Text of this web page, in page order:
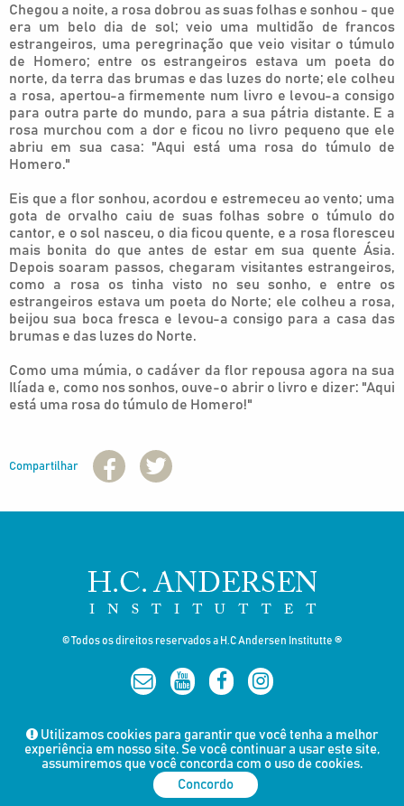
Utilizamos cookies para garantir que você tenha a melhor
experiência em nosso site. Se você continuar a usar este site,
assumiremos que você concorda com o uso de cookies.
Concordo
Chegou a noite, a rosa dobrou as suas folhas e sonhou - que
era um belo dia de sol; veio uma multidão de francos
estrangeiros, uma peregrinação que veio visitar o túmulo
de Homero; entre os estrangeiros estava um poeta do
norte, da terra das brumas e das luzes do norte; ele colheu
a rosa, apertou-a firmemente num livro e levou-a consigo
para outra parte do mundo, para a sua pátria distante. E a
rosa murchou com a dor e ficou no livro pequeno que ele
abriu em sua casa: "Aqui está uma rosa do túmulo de
Homero."
Eis que a flor sonhou, acordou e estremeceu ao vento; uma
gota de orvalho caiu de suas folhas sobre o túmulo do
cantor, e o sol nasceu, o dia ficou quente, e a rosa floresceu
mais bonita do que antes de estar em sua quente Ásia.
Depois soaram passos, chegaram visitantes estrangeiros,
como a rosa os tinha visto no seu sonho, e entre os
estrangeiros estava um poeta do Norte; ele colheu a rosa,
beijou sua boca fresca e levou-a consigo para a casa das
brumas e das luzes do Norte.
Como uma múmia, o cadáver da flor repousa agora na sua
Ilíada e, como nos sonhos, ouve-o abrir o livro e dizer: "Aqui
está uma rosa do túmulo de Homero!"
Compartilhar
© Todos os direitos reservados a H.C Andersen Institutte ®